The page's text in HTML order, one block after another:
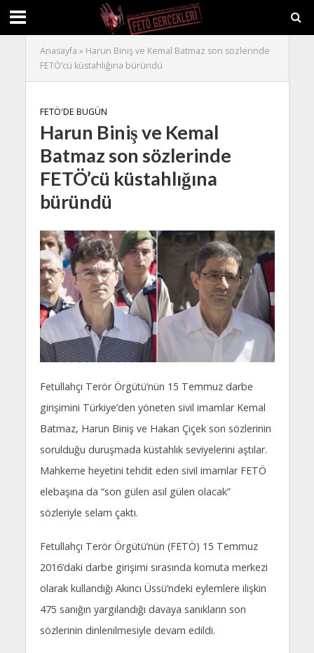
Anasayfa » Harun Biniş ve Kemal Batmaz son sözlerinde
FETÖ’cü küstahlığına büründü
FETÖ'DE BUGÜN
Harun Biniş ve Kemal
Batmaz son sözlerinde
FETÖ’cü küstahlığına
büründü
Fetullahçı Terör Örgütü’nün 15 Temmuz darbe
girişimini Türkiye’den yöneten sivil imamlar Kemal
Batmaz, Harun Biniş ve Hakan Çiçek son sözlerinin
sorulduğu duruşmada küstahlık seviyelerini aştılar.
Mahkeme heyetini tehdit eden sivil imamlar FETÖ
elebaşına da “son gülen asıl gülen olacak”
sözleriyle selam çaktı.
Fetullahçı Terör Örgütü’nün (FETÖ) 15 Temmuz
2016’daki darbe girişimi sırasında komuta merkezi
olarak kullandığı Akıncı Üssü’ndeki eylemlere ilişkin
475 sanığın yargılandığı davaya sanıkların son
sözlerinin dinlenilmesiyle devam edildi.